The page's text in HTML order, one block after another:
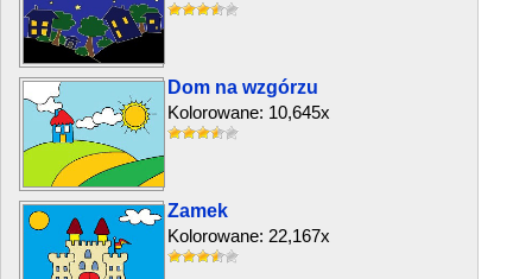
Dom na wzgórzu
Kolorowane: 10,645x
Zamek
Kolorowane: 22,167x